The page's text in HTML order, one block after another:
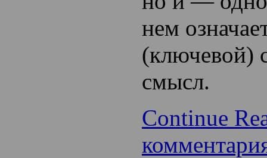
нем
(ключевой)
смысл.
Continue